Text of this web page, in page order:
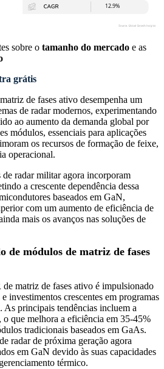
sobre o tamanho do mercado e as
grátis
de fases ativo desempenha um
de radar modernos, experimentando
ao aumento da demanda global por
módulos, essenciais para aplicações
os recursos de formação de feixe,
operacional.
de radar militar agora incorporam
a crescente dependência dessa
baseados em GaN,
com um aumento de eficiência de
mais os avanços nas soluções de
de módulos de matriz de fases
matriz de fases ativo é impulsionado
investimentos crescentes em programas
As principais tendências incluem a
que melhora a eficiência em 35-45%
tradicionais baseados em GaAs.
radar de próxima geração agora
em GaN devido às suas capacidades
térmico.